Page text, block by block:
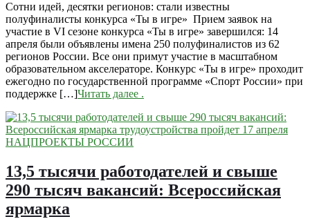
Сотни идей, десятки регионов: стали известны
полуфиналисты конкурса «Ты в игре» Прием заявок на
участие в VI сезоне конкурса «Ты в игре» завершился: 14
апреля были объявлены имена 250 полуфиналистов из 62
регионов России. Все они примут участие в масштабном
образовательном акселераторе. Конкурс «Ты в игре» проходит
ежегодно по государственной программе «Спорт России» при
поддержке […]Читать далее .
НАЦПРОЕКТЫ РОССИИ
13,5 тысячи работодателей и свыше
290 тысяч вакансий: Всероссийская
ярмарка